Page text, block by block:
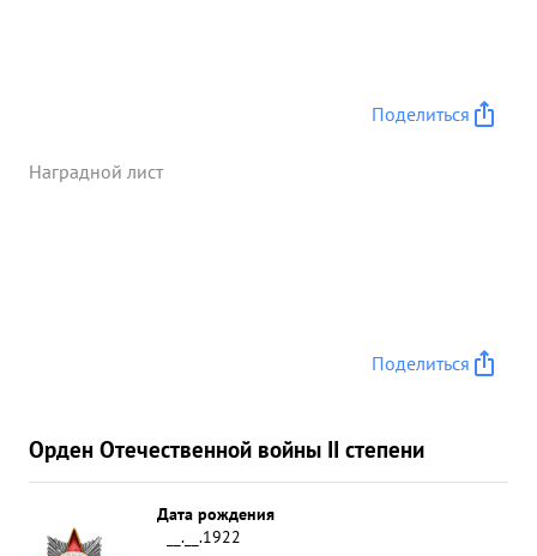
Поделиться
Наградной лист
Поделиться
Орден Отечественной войны II степени
Дата рождения
__.__.1922